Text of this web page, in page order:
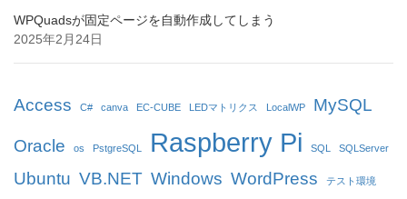
WPQuadsが固定ページを自動作成してしまう
2025年2月24日
Access C# canva EC-CUBE LEDマトリクス LocalWP MySQL
Oracle os PstgreSQL Raspberry Pi SQL SQLServer
Ubuntu VB.NET Windows WordPress テスト環境